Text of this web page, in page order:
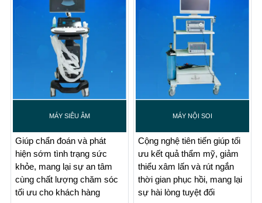
MÁY SIÊU ÂM
Giúp chẩn đoán và phát
hiện sớm tình trạng sức
khỏe, mang lại sự an tâm
cùng chất lượng chăm sóc
tối ưu cho khách hàng
MÁY NỘI SOI
Cộng nghệ tiên tiến giúp tối
ưu kết quả thẩm mỹ, giảm
thiểu xâm lấn và rút ngắn
thời gian phục hồi, mang lại
sự hài lòng tuyệt đối